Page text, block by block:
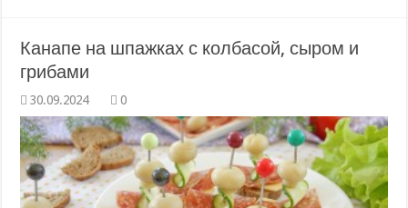
Канапе на шпажках с колбасой, сыром и
грибами
0